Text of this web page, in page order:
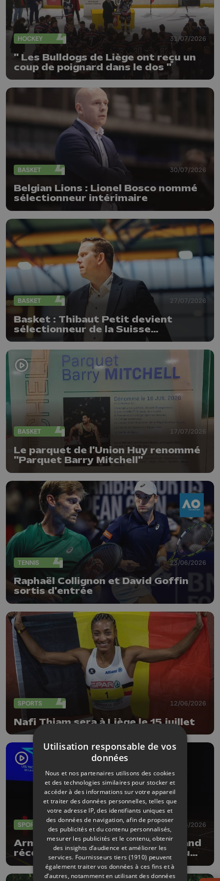
HOCKEY 31/07/2026
" Les Bulldogs de Liège ont reçu un
coup de poignard dans le dos "
BASKET 30/07/2026
Belgian Lions : Lionel Bosco nommé
sélectionneur intérimaire
BASKET 27/07/2026
Basket : Thibaut Petit devient
sélectionneur de la Suisse
(messieurs)
BASKET 17/07/2026
Le parquet de l'Union Huy renommé
"Parquet Barry Mitchell"
TENNIS 23/06/2026
Raphaël Collignon et David Goffin
sortis d'entrée
SPORTS 12/06/2026
Nafi Thiam sera à Liège le 15 juillet
SPORTS 04/06/2026
Armand Marchant et Julie Allemand
récompensés par les Trophées du
sport de la Province de Liège
Utilisation responsable de vos
données
Nous et nos partenaires utilisons des cookies
et des technologies similaires pour stocker et
accéder à des informations sur votre appareil
et traiter des données personnelles, telles que
votre adresse IP, des identifiants uniques et
des données de navigation, afin de proposer
des publicités et du contenu personnalisés,
mesurer les publicités et le contenu, obtenir
des insights d’audience et améliorer les
services. Fournisseurs tiers (1910) peuvent
également traiter vos données à ces fins et à
d’autres, notamment en utilisant des données